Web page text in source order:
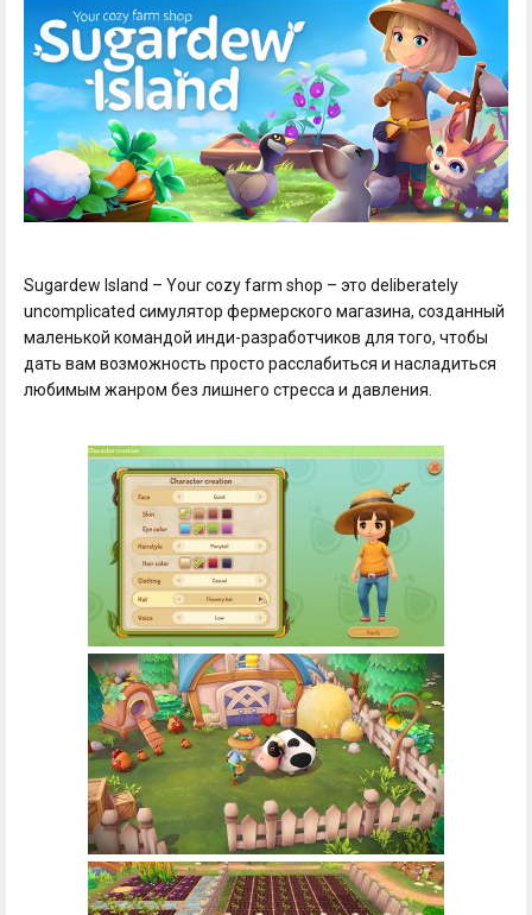
Sugardew Island – Your cozy farm shop – это deliberately
uncomplicated симулятор фермерского магазина, созданный
маленькой командой инди-разработчиков для того, чтобы
дать вам возможность просто расслабиться и насладиться
любимым жанром без лишнего стресса и давления.